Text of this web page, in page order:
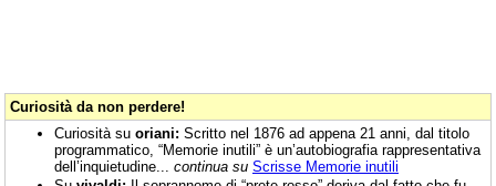
Curiosità da non perdere!
Curiosità su oriani: Scritto nel 1876 ad appena 21 anni, dal titolo
programmatico, “Memorie inutili” è un’autobiografia rappresentativa
dell’inquietudine... continua su Scrisse Memorie inutili